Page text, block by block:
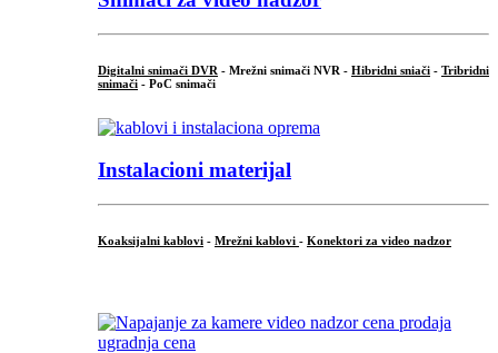
Digitalni snimači DVR - Mrežni snimači NVR - Hibridni sniači - Tribridni
snimači - PoC snimači
Instalacioni materijal
Koaksijalni kablovi - Mrežni kablovi - Konektori za video nadzor